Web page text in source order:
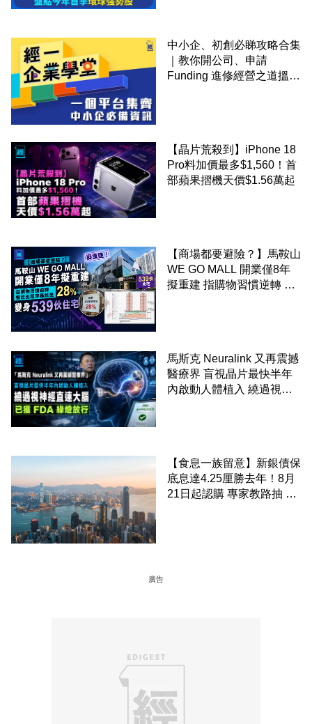
中小企、初創必睇攻略合集
｜教你開公司、申請
Funding 進修經營之道搵大
【晶片荒殺到】iPhone 18
Pro料加價最多$1,560！首
部蘋果摺機天價$1.56萬起
【商場都要避險？】馬鞍山
WE GO MALL 開業僅8年
擬重建 指購物習慣逆轉 餐
馬斯克 Neuralink 又再震撼
醫療界 盲視晶片最快半年
內啟動人體植入 繞過視神
【食息一族留意】新銀債保
底息達4.25厘勝去年！8月
21日起認購 專家教路抽 20
廣告